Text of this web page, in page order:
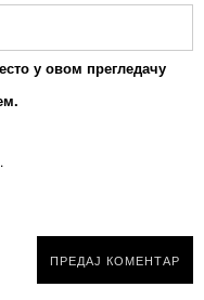
у овом прегледачу